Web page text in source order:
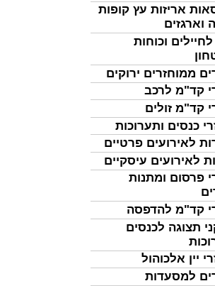
אריזות עץ קופות
וארגזים
לחיילים וכוחות
ממוחזרים ירוקים
קד"מ לרכב
קד"מ זולים
כנסים ותערוכות
לאירועים פרטיים
לאירועים עיסקיים
פרסום ומתנות
קד"מ להדפסה
תצוגה לכנסים
יין אלכוהול
למסעדות